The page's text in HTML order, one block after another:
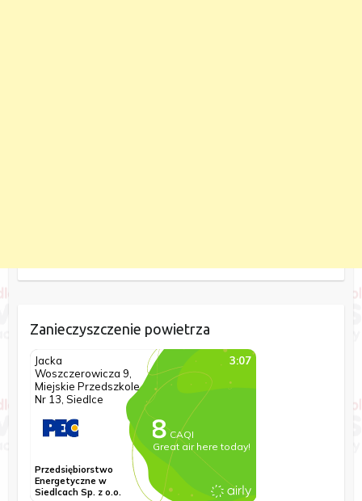
Zanieczyszczenie powietrza